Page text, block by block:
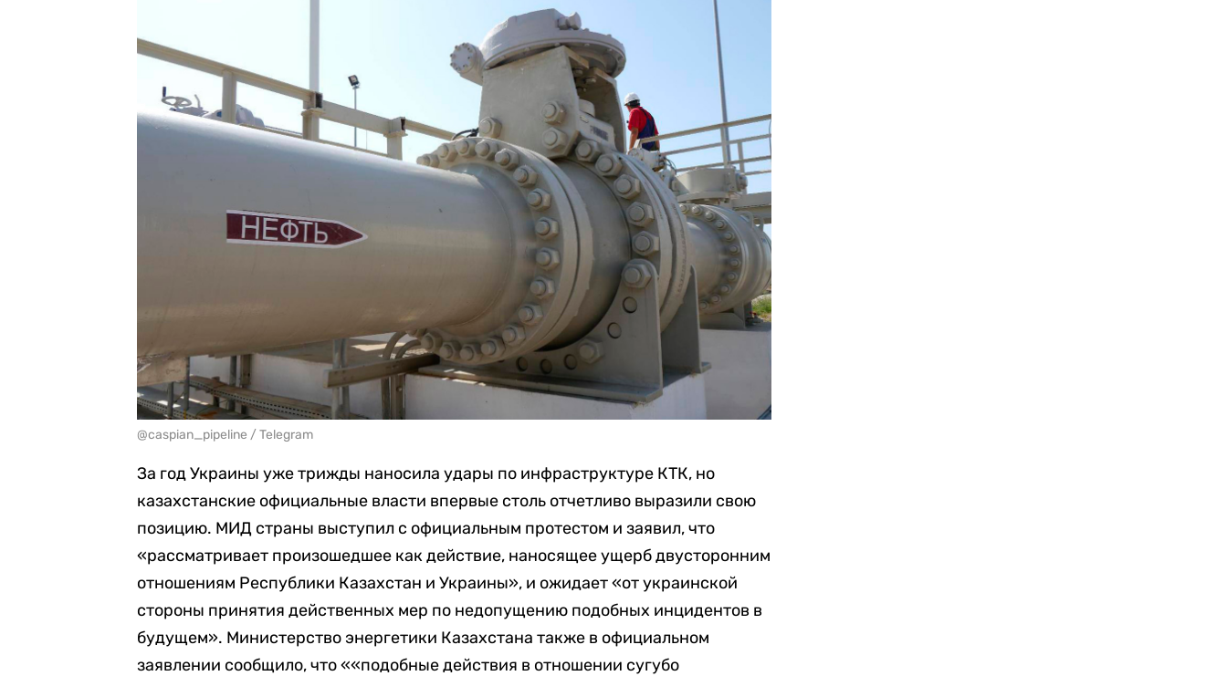
@caspian_pipeline / Telegram
За год Украины уже трижды наносила удары по инфраструктуре КТК, но
казахстанские официальные власти впервые столь отчетливо выразили свою
позицию. МИД страны выступил с официальным протестом и заявил, что
«рассматривает произошедшее как действие, наносящее ущерб двусторонним
отношениям Республики Казахстан и Украины», и ожидает «от украинской
стороны принятия действенных мер по недопущению подобных инцидентов в
будущем». Министерство энергетики Казахстана также в официальном
заявлении сообщило, что ««подобные действия в отношении сугубо